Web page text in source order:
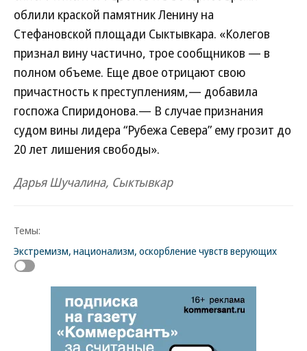
облили краской памятник Ленину на
Стефановской площади Сыктывкара. «Колегов
признал вину частично, трое сообщников — в
полном объеме. Еще двое отрицают свою
причастность к преступлениям,— добавила
госпожа Спиридонова.— В случае признания
судом вины лидера “Рубежа Севера” ему грозит до
20 лет лишения свободы».
Дарья Шучалина, Сыктывкар
Темы:
Экстремизм, национализм, оскорбление чувств верующих